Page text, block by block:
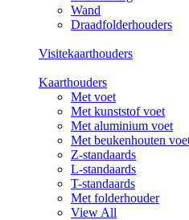
Wand
Draadfolderhouders
Visitekaarthouders
Kaarthouders
Met voet
Met kunststof voet
Met aluminium voet
Met beukenhouten
Z-standaards
L-standaards
T-standaards
Met folderhouder
View All